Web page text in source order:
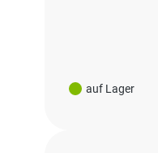
auf Lager